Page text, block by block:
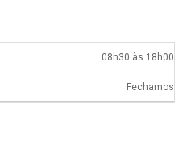
08h30 às 18h00
Fechamos